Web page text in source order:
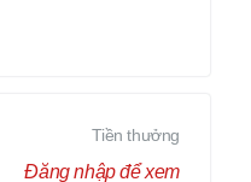
Tiền thưởng
Đăng nhập để xem